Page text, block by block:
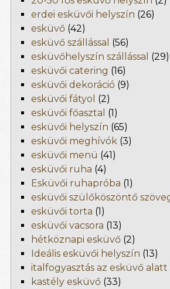
erdei esküvői helyszín (26)
esküvő (42)
esküvő szállással (56)
esküvőhelyszín szállással (29)
esküvői catering (16)
esküvői dekoráció (9)
esküvői fátyol (2)
esküvői főasztal (1)
esküvői helyszín (65)
esküvői meghívók (3)
esküvői menü (41)
esküvői ruha (4)
Esküvői ruhapróba (1)
esküvői szülőköszöntő
esküvői torta (1)
esküvői vacsora (13)
hétköznapi esküvő (2)
Ideális esküvői helyszín (13)
italfogyasztás az esküvő alatt
kastély esküvő (33)